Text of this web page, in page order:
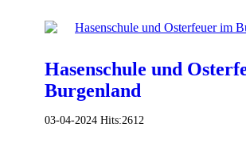
Hasenschule und
Burgenland
03-04-2024 Hits:2612